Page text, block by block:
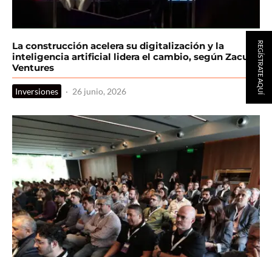
La construcción acelera su digitalización y la
inteligencia artificial lidera el cambio, según Zacua
Ventures
Inversiones · 26 junio, 2026 REGÍSTRATE AQUÍ